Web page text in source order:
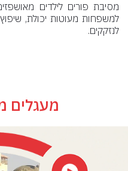
מסיבת פורים לילדים
למשפחות מעוטות יכולת, שיפוץ
לנזקקים.
מעגלים